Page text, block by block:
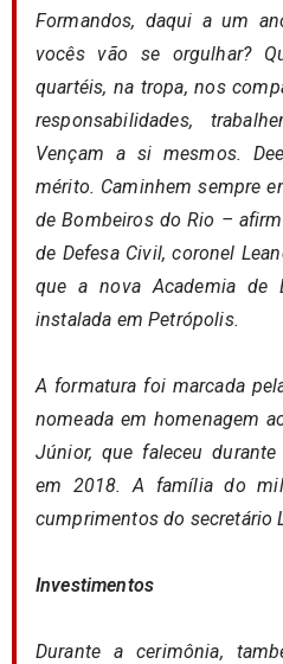
Formandos, daqui a um
vocês vão se orgulhar?
quartéis, na tropa, nos
responsabilidades,
Vençam a si mesmos.
mérito. Caminhem sempre
de Bombeiros do Rio –
de Defesa Civil, coronel
que a nova Academia de
instalada em Petrópolis.
A formatura foi marcada
nomeada em homenagem
Júnior, que faleceu
em 2018. A família do
cumprimentos do secretário
Investimentos
Durante a cerimônia,